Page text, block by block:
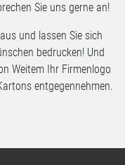
Sie uns gerne an!
und lassen Sie sich
bedrucken! Und
Weitem Ihr Firmenlogo
entgegennehmen.